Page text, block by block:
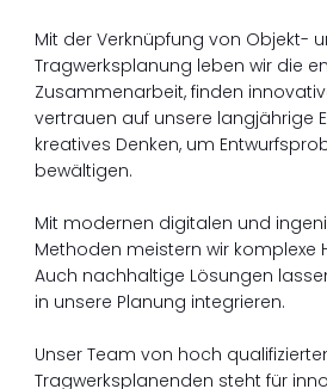
Mit der Verknüpfung von Objekt-
Tragwerksplanung leben wir die
Zusammenarbeit, finden
vertrauen auf unsere langjährige
kreatives Denken, um
bewältigen.
Mit modernen digitalen und
Methoden meistern wir komplexe
Auch nachhaltige Lösungen
in unsere Planung integrieren.
Unser Team von hoch
Tragwerksplanenden steht für